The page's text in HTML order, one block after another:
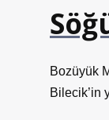
Bozüyük
Bilecik’in